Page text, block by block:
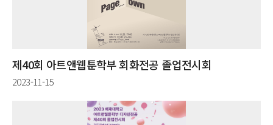
제40회 아트앤웹툰학부 회화전공 졸업전시회
2023-11-15